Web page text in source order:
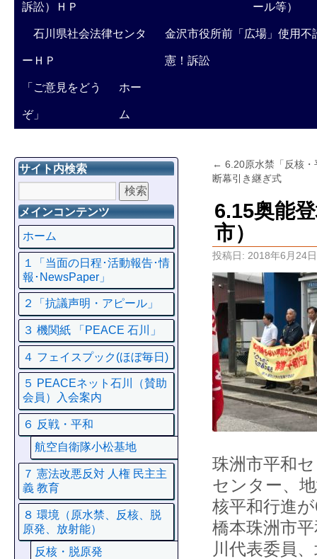
訴訟）ＨＰ ール等）
石川県社会法律センタ
ーＨＰ
金沢市役所前「広場」使用不
憲！訴訟
「ご意見をどう
ぞ」
ホー
ム
← 6.20原水禁「反核
断幕引き継ぎ式
6.15奥能
市）
投稿日: 2018年6月24日
珠洲市平和
センター、
核平和行進
橋本珠洲市
川代表委員
サイト内検索
メインコンテンツ
ホーム
１「当面の日程･活動報告･情
報･NewsPaper」
２「抗議声明・アピール」
３ 機関紙 「PEACE 石川」
４ フェイスプック(ほぼ毎日)
５ PEACEネット石川（賛助
会員）入会案内
６ 反戦・平和
航空自衛隊小松基地
７ 憲法改悪反対 人権 民主主
義 教育
８ 環境（原水禁、反核、脱
原発、放射能）
反核・脱原発